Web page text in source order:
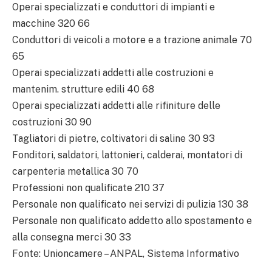
Operai specializzati e conduttori di impianti e
macchine 320 66
Conduttori di veicoli a motore e a trazione animale 70
65
Operai specializzati addetti alle costruzioni e
mantenim. strutture edili 40 68
Operai specializzati addetti alle rifiniture delle
costruzioni 30 90
Tagliatori di pietre, coltivatori di saline 30 93
Fonditori, saldatori, lattonieri, calderai, montatori di
carpenteria metallica 30 70
Professioni non qualificate 210 37
Personale non qualificato nei servizi di pulizia 130 38
Personale non qualificato addetto allo spostamento e
alla consegna merci 30 33
Fonte: Unioncamere – ANPAL, Sistema Informativo